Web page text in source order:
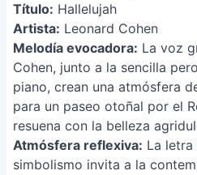
Título: Hallelujah
Artista: Leonard Cohen
Melodía evocadora: La voz
Cohen, junto a la sencilla
piano, crean una atmósfera
para un paseo otoñal por el
resuena con la belleza
Atmósfera reflexiva: La
simbolismo invita a la